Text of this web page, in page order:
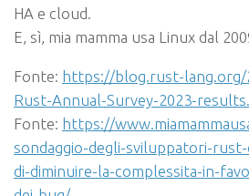
HA e cloud.
E, sì, mia mamma usa Linux dal
Fonte: https://blog.rust-lang.org/
Rust-Annual-Survey-2023-
Fonte: https://
sondaggio-degli-sviluppatori-
di-diminuire-la-complessita-in-